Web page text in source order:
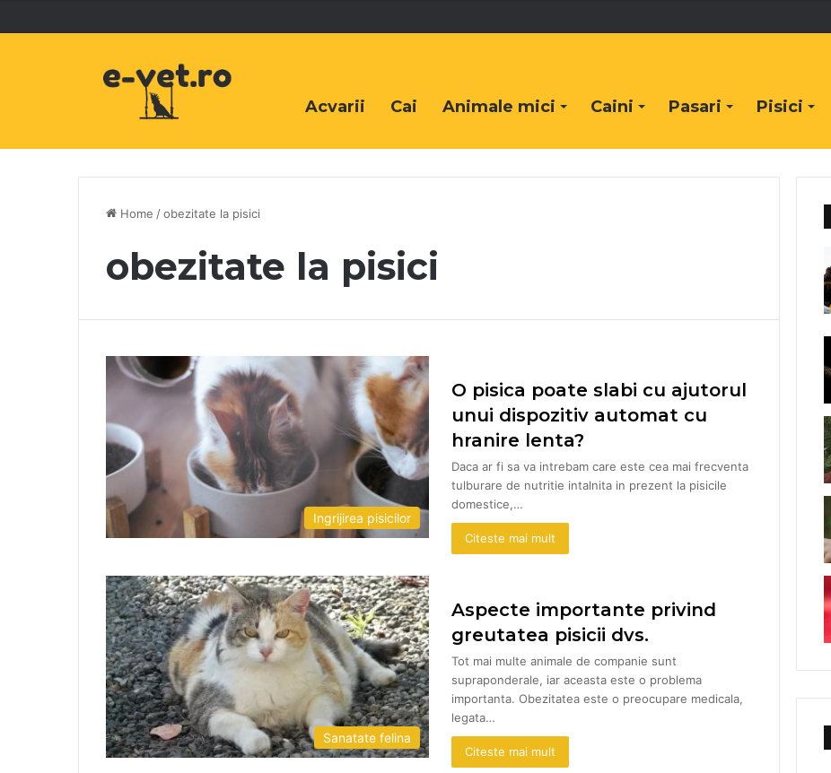
Acvarii Cai Animale mici Caini Pasari Pisici
Home /obezitate la pisici
obezitate la pisici
Ingrijirea pisicilor
O pisica poate slabi cu ajutorul
unui dispozitiv automat cu
hranire lenta?
Daca ar fi sa va intrebam care este cea mai frecventa
tulburare de nutritie intalnita in prezent la pisicile
domestice,…
Citeste mai mult
Sanatate felina
Aspecte importante privind
greutatea pisicii dvs.
Tot mai multe animale de companie sunt
supraponderale, iar aceasta este o problema
importanta. Obezitatea este o preocupare medicala,
legata…
Citeste mai mult